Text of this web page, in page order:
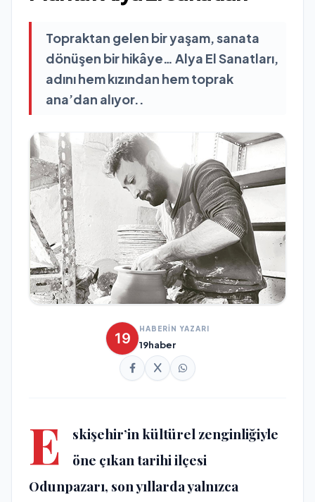
Topraktan gelen bir yaşam, sanata
dönüşen bir hikâye… Alya El Sanatları,
adını hem kızından hem toprak
ana’dan alıyor..
HABERİN YAZARI
19haber
E
skişehir’in kültürel zenginliğiyle
öne çıkan tarihi ilçesi
Odunpazarı, son yıllarda yalnızca